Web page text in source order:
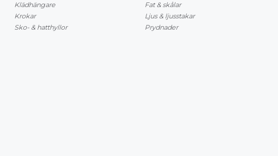
Klädhängare
Krokar
Sko- & hatthyllor
Fat & skålar
Ljus & ljusstakar
Prydnader